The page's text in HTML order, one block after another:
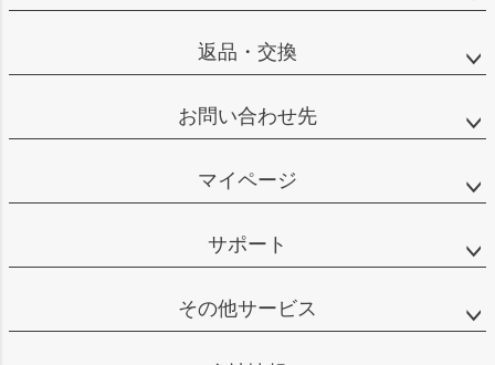
返品・交換
お問い合わせ先
マイページ
サポート
その他サービス